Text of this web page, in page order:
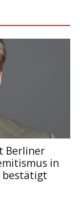
Berliner
in
bestätigt